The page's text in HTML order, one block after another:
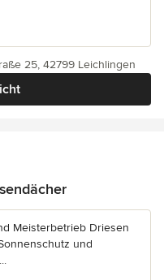
25, 42799 Leichlingen
Meisterbetrieb Driesen
und